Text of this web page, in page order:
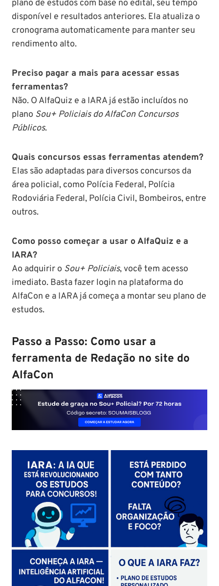
plano de estudos com base no edital, seu tempo
disponível e resultados anteriores. Ela atualiza o
cronograma automaticamente para manter seu
rendimento alto.
Preciso pagar a mais para acessar essas
ferramentas?
Não. O AlfaQuiz e a IARA já estão incluídos no
plano Sou+ Policiais do AlfaCon Concursos
Públicos.
Quais concursos essas ferramentas atendem?
Elas são adaptadas para diversos concursos da
área policial, como Polícia Federal, Polícia
Rodoviária Federal, Polícia Civil, Bombeiros, entre
outros.
Como posso começar a usar o AlfaQuiz e a
IARA?
Ao adquirir o Sou+ Policiais, você tem acesso
imediato. Basta fazer login na plataforma do
AlfaCon e a IARA já começa a montar seu plano de
estudos.
Passo a Passo: Como usar a
ferramenta de Redação no site do
AlfaCon